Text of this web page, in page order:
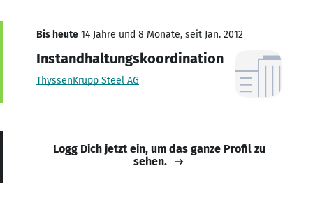
Bis heute 14 Jahre und 8 Monate, seit Jan. 2012
Instandhaltungskoordination
ThyssenKrupp Steel AG
Logg Dich jetzt ein, um das ganze Profil zu
sehen.